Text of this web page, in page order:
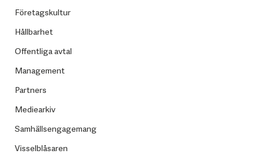
Företagskultur
Hållbarhet
Offentliga avtal
Management
Partners
Mediearkiv
Samhällsengagemang
Visselblåsaren